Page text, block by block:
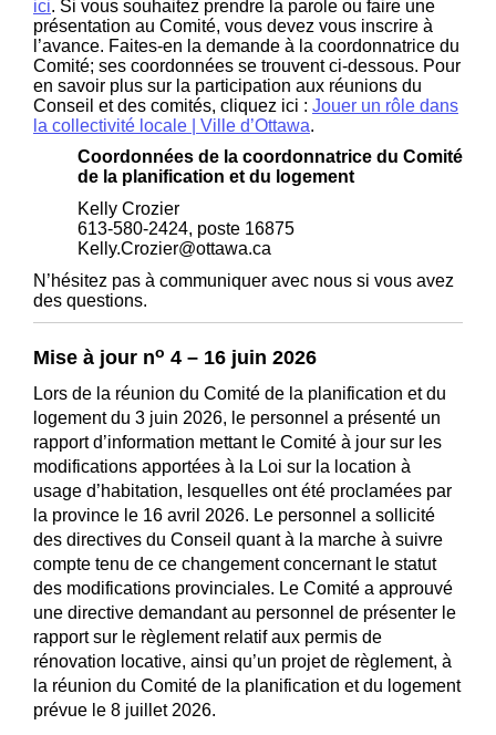
ici (Liens externes)
. Si vous souhaitez prendre la parole ou faire une
présentation au Comité, vous devez vous inscrire à
l’avance. Faites-en la demande à la coordonnatrice du
Comité; ses coordonnées se trouvent ci-dessous. Pour
en savoir plus sur la participation aux réunions du
Conseil et des comités, cliquez ici : Jouer un rôle dans
la collectivité locale | Ville d’Ottawa.
Coordonnées de la coordonnatrice du Comité
de la planification et du logement
Kelly Crozier
613-580-2424, poste 16875
Kelly.Crozier@ottawa.ca
N’hésitez pas à communiquer avec nous si vous avez
des questions.
Mise à jour no 4 – 16 juin 2026
Lors de la réunion du Comité de la planification et du
logement du 3 juin 2026, le personnel a présenté un
rapport d’information mettant le Comité à jour sur les
modifications apportées à la Loi sur la location à
usage d’habitation, lesquelles ont été proclamées par
la province le 16 avril 2026. Le personnel a sollicité
des directives du Conseil quant à la marche à suivre
compte tenu de ce changement concernant le statut
des modifications provinciales. Le Comité a approuvé
une directive demandant au personnel de présenter le
rapport sur le règlement relatif aux permis de
rénovation locative, ainsi qu’un projet de règlement, à
la réunion du Comité de la planification et du logement
prévue le 8 juillet 2026.